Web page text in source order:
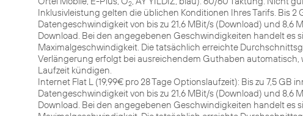
2
Inklusivleistung gelten die üblichen Konditionen Ihres Tarifs. Bis
Datengeschwindigkeit von bis zu 21,6 MBit/s (Download) und 8,6
Download. Bei den angegebenen Geschwindigkeiten handelt es
Maximalgeschwindigkeit. Die tatsächlich erreichte
Verlängerung erfolgt bei ausreichendem Guthaben automatisch,
Laufzeit kündigen.
Internet Flat L (19,99€ pro 28 Tage Optionslaufzeit): Bis zu 7,5 GB
Datengeschwindigkeit von bis zu 21,6 MBit/s (Download) und 8,6
Download. Bei den angegebenen Geschwindigkeiten handelt es